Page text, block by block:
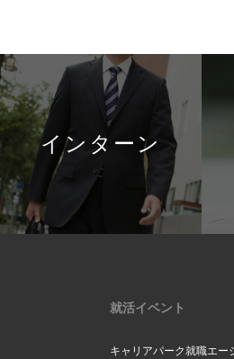
インターン
就活イベント
キャリアパーク就職エー